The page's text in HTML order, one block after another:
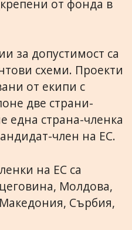
от фонда в
за допустимост са
схеми. Проекти
от екипи с
две страни-
една страна-членка
член на ЕС.
на ЕС са
Молдова,
Сърбия,